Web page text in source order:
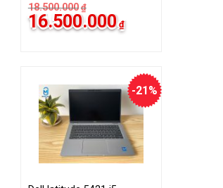
18.500.000 ₫
16.500.000 ₫
-21%